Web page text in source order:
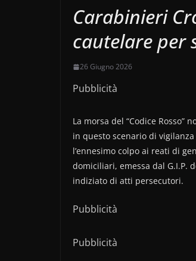
Carabinieri
cautelare per
26 Giugno 2026
Pubblicità
La morsa del “Codice Rosso”
in questo scenario di
l’ennesimo colpo ai reati di
domiciliari, emessa dal G.I.P.
indiziato di atti persecutori.
Pubblicità
Pubblicità